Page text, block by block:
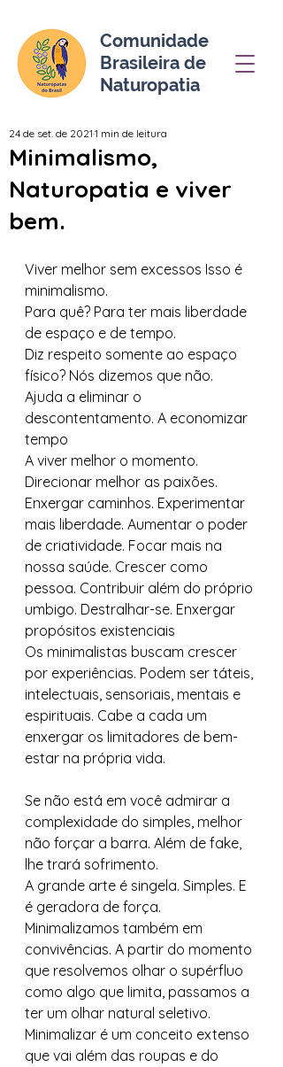
Comunidade
Brasileira de
Naturopatia
Minimalismo,
Naturopatia e viver
bem.
24 de set. de 2021 1 min de leitura
Viver melhor sem excessos Isso é
minimalismo.
Para quê? Para ter mais liberdade
de espaço e de tempo.
Diz respeito somente ao espaço
físico? Nós dizemos que não.
Ajuda a eliminar o
descontentamento. A economizar
tempo
A viver melhor o momento.
Direcionar melhor as paixões.
Enxergar caminhos. Experimentar
mais liberdade. Aumentar o poder
de criatividade. Focar mais na
nossa saúde. Crescer como
pessoa. Contribuir além do próprio
umbigo. Destralhar-se. Enxergar
propósitos existenciais
Os minimalistas buscam crescer
por experiências. Podem ser táteis,
intelectuais, sensoriais, mentais e
espirituais. Cabe a cada um
enxergar os limitadores de bem-
estar na própria vida.
Se não está em você admirar a
complexidade do simples, melhor
não forçar a barra. Além de fake,
lhe trará sofrimento.
A grande arte é singela. Simples. E
é geradora de força.
Minimalizamos também em
convivências. A partir do momento
que resolvemos olhar o supérfluo
como algo que limita, passamos a
ter um olhar natural seletivo.
Minimalizar é um conceito extenso
que vai além das roupas e do